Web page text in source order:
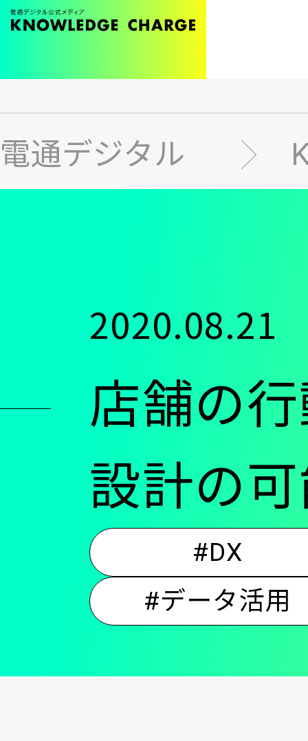
メ
イ
ン
コ
ツ
電通デジタル
店舗の
設計の
2020.08.21
#DX
#データ活用